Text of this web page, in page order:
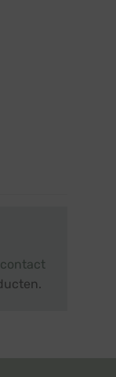
contact